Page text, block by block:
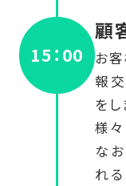
15：00
顧
お
報
をし
様
な
れ